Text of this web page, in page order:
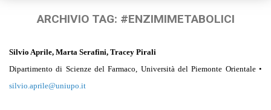
ARCHIVIO TAG: #ENZIMIMETABOLICI
Silvio Aprile, Marta Serafini, Tracey Pirali
Dipartimento di Scienze del Farmaco, Università del Piemonte Orientale •
silvio.aprile@uniupo.it